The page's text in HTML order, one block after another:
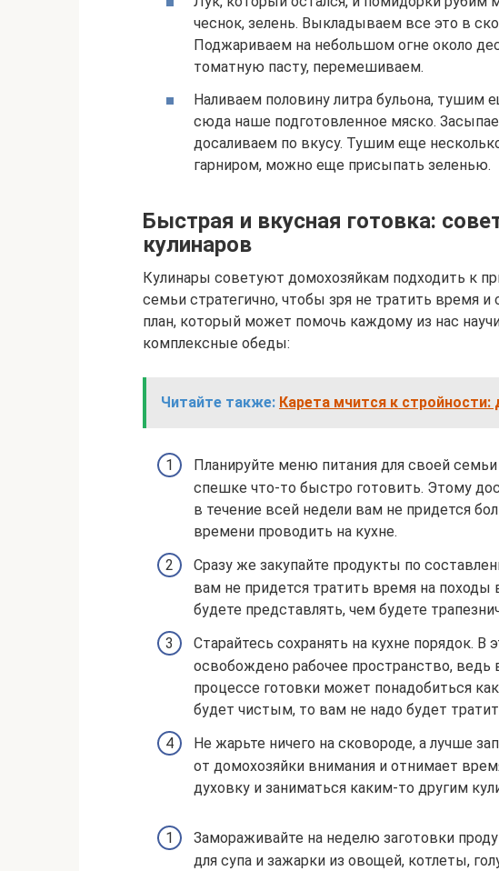
чеснок, зелень. Выкладываем все это в
Поджариваем на небольшом огне около
томатную пасту, перемешиваем.
Наливаем половину литра бульона,
сюда наше подготовленное мяско.
досаливаем по вкусу. Тушим еще
гарниром, можно еще присыпать зеленью.
Быстрая и вкусная готовка:
кулинаров
Кулинары советуют домохозяйкам подходить к
семьи стратегично, чтобы зря не тратить время
план, который может помочь каждому из нас
комплексные обеды:
Читайте также: Карета мчится к стройности:
Планируйте меню питания для своей
спешке что-то быстро готовить. Этому
в течение всей недели вам не придется
времени проводить на кухне.
Сразу же закупайте продукты по
вам не придется тратить время на походы
будете представлять, чем будете
Старайтесь сохранять на кухне порядок.
освобождено рабочее пространство,
процессе готовки может понадобиться
будет чистым, то вам не надо будет
Не жарьте ничего на сковороде, а лучше
от домохозяйки внимания и отнимает
духовку и заниматься каким-то другим
Замораживайте на неделю заготовки
для супа и зажарки из овощей, котлеты,